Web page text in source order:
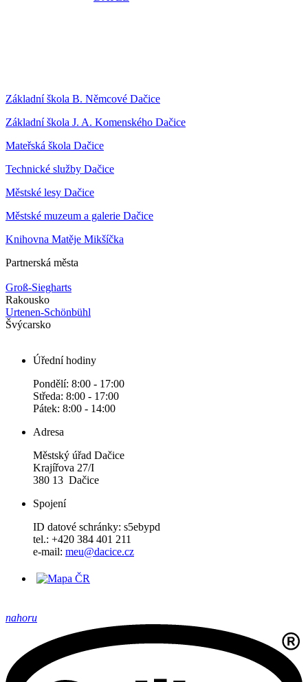
Základní škola B. Němcové Dačice
Základní škola J. A. Komenského Dačice
Mateřská škola Dačice
Technické služby Dačice
Městské lesy Dačice
Městské muzeum a galerie Dačice
Knihovna Matěje Mikšíčka
Partnerská města
Groß-Siegharts
Rakousko
Urtenen-Schönbühl
Švýcarsko
Úřední hodiny
Pondělí: 8:00 - 17:00
Středa: 8:00 - 17:00
Pátek: 8:00 - 14:00
Adresa
Městský úřad Dačice
Krajířova 27/I
380 13 Dačice
Spojení
ID datové schránky: s5ebypd
tel.: +420 384 401 211
e-mail: meu@dacice.cz
nahoru